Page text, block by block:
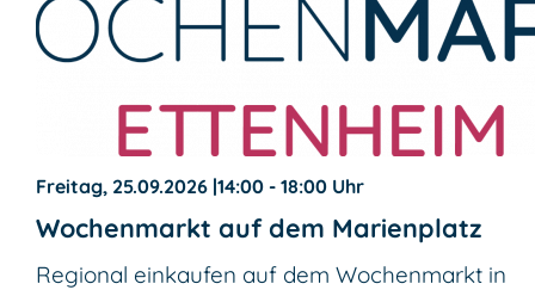
Freitag, 25.09.2026 |14:00 - 18:00 Uhr
Wochenmarkt auf dem Marienplatz
Regional einkaufen auf dem Wochenmarkt in